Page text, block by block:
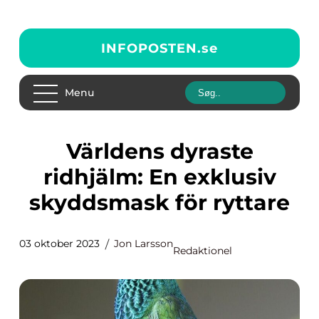
INFOPOSTEN.se
Menu
Världens dyraste
ridhjälm: En exklusiv
skyddsmask för ryttare
03 oktober 2023 Jon Larsson
Redaktionel